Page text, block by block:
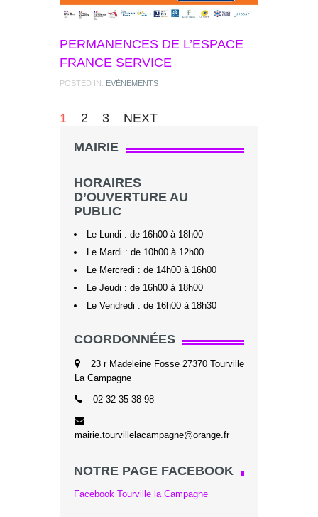
PERMANENCES DE L’ESPACE
FRANCE SERVICE
POSTED IN: EVÉNEMENTS
1 2 3 NEXT
MAIRIE
HORAIRES
D’OUVERTURE AU
PUBLIC
Le Lundi : de 16h00 à 18h00
Le Mardi : de 10h00 à 12h00
Le Mercredi : de 14h00 à 16h00
Le Jeudi : de 16h00 à 18h00
Le Vendredi : de 16h00 à 18h30
COORDONNÉES
23 r Madeleine Fosse 27370 Tourville
La Campagne
02 32 35 38 98
mairie.tourvillelacampagne@orange.fr
NOTRE PAGE FACEBOOK
Facebook Tourville la Campagne